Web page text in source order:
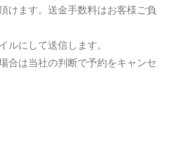
けます。送金手数料はお客様ご負
ルにして送信します。
は当社の判断で予約をキャンセ